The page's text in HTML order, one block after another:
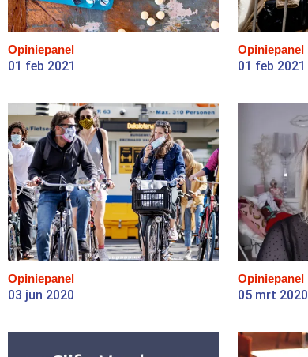
Opiniepanel
01 feb 2021
Opiniepanel
01 feb 2021
Opiniepanel
03 jun 2020
Opiniepanel
05 mrt 2020